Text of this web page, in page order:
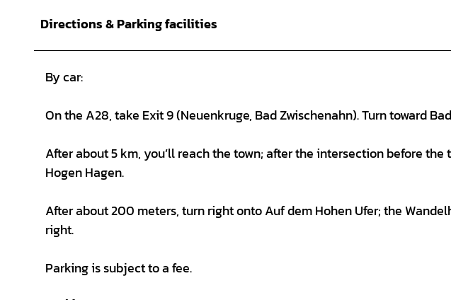
Directions & Parking facilities
By car:
On the A28, take Exit 9 (Neuenkruge, Bad Zwischenahn). Turn toward
After about 5 km, you’ll reach the town; after the intersection before
Hogen Hagen.
After about 200 meters, turn right onto Auf dem Hohen Ufer; the
right.
Parking is subject to a fee.